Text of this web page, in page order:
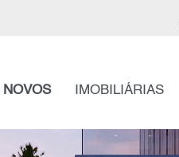
NOVOS IMOBILIÁRIAS